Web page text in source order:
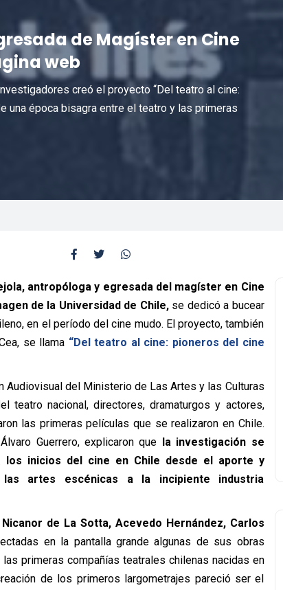
de Magíster en Cine
web
creó el proyecto “Del teatro al cine:
una época bisagra entre el teatro y las primeras
antropóloga y egresada del magíster en Cine
de la Universidad de Chile,se dedicó a bucear
en el período del cine mudo. El proyecto, también
se llama “Del teatro al cine: pioneros del cine
Audiovisual del Ministerio de Las Artes y las Culturas
nacional, directores, dramaturgos y actores,
las primeras películas que se realizaron en Chile.
Guerrero, explicaron que la investigación se
los inicios del cine en Chile desde el aporte y
artes escénicas a la incipiente industria
Nicanor de La Sotta, Acevedo Hernández, Carlos
en la pantalla grande algunas de sus obras
primeras compañías teatrales chilenas nacidas en
de los primeros largometrajes pareció ser el